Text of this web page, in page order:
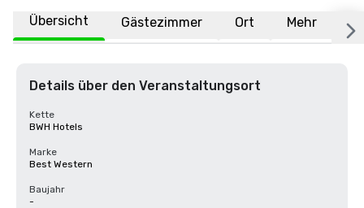
Übersicht Gästezimmer Ort Mehr
Details über den Veranstaltungsort
Kette
BWH Hotels
Marke
Best Western
Baujahr
-